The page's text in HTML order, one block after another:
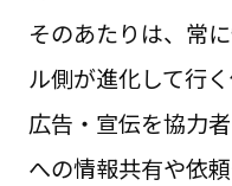
そのあたりは、常
ル側が進化して行
広告・宣伝を協力
への情報共有や依